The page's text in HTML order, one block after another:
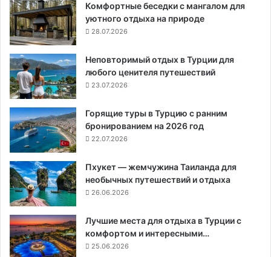
Комфортные беседки с мангалом для
уютного отдыха на природе
28.07.2026
Неповторимый отдых в Турции для
любого ценителя путешествий
23.07.2026
Горящие туры в Турцию с ранним
бронированием на 2026 год
22.07.2026
Пхукет — жемчужина Таиланда для
необычных путешествий и отдыха
26.06.2026
Лучшие места для отдыха в Турции с
комфортом и интересными…
25.06.2026